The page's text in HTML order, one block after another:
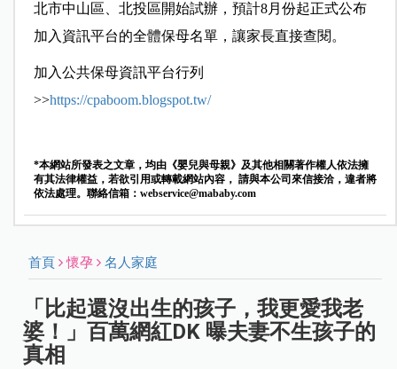
北市中山區、北投區開始試辦，預計8月份起正式公布
加入資訊平台的全體保母名單，讓家長直接查閱。
加入公共保母資訊平台行列
>>https://cpaboom.blogspot.tw/
*本網站所發表之文章，均由《嬰兒與母親》及其他相關著作權人依法擁
有其法律權益，若欲引用或轉載網站內容， 請與本公司來信接洽，違者將
依法處理。聯絡信箱： webservice@mababy.com
首頁 懷孕 名人家庭
「比起還沒出生的孩子，我更愛我老
婆！」百萬網紅DK 曝夫妻不生孩子的
真相